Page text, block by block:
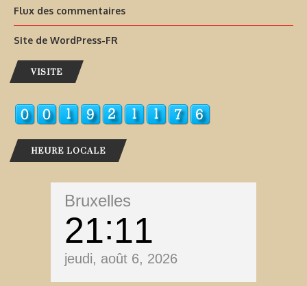
Flux des commentaires
Site de WordPress-FR
VISITE
HEURE LOCALE
Bruxelles
21 11
jeudi, août 6, 2026